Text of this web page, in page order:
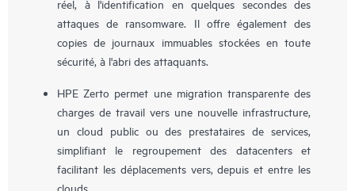
réel, à l'identification en quelques secondes des
attaques de ransomware. Il offre également des
copies de journaux immuables stockées en toute
sécurité, à l'abri des attaquants.
HPE Zerto permet une migration transparente des
charges de travail vers une nouvelle infrastructure,
un cloud public ou des prestataires de services,
simplifiant le regroupement des datacenters et
facilitant les déplacements vers, depuis et entre les
clouds.